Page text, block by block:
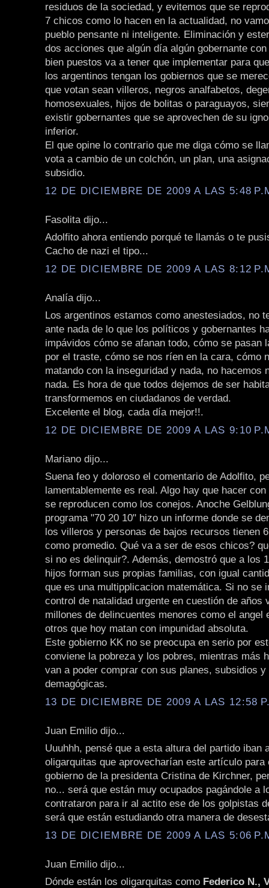
residuos de la sociedad, y evitemos que se
7 chicos como lo hacen en la actualidad, no
pueblo pensante ni inteligente. Eliminación y
dos acciones que algún día algún gobernante
bien puestos va a tener que implementar para
los argentinos tengan los gobiernos que se
que votan sean villeros, negros analfabetos,
homosexuales, hijos de bolitas o paraguayos,
existir gobernantes que se aprovechen de su
inferior.
El que opine lo contrario que me diga cómo se
vota a cambio de un colchón, un plan, una
subsidio.
12 DE DICIEMBRE DE 2009 A LAS 5:48
Fasolita dijo...
Adolfito ahora entiendo porqué te llamás o te
Cacho de nazi el tipo...
12 DE DICIEMBRE DE 2009 A LAS 8:12
Analía dijo...
Los argentinos estamos como anestesiados, no
ante nada de lo que los políticos y gobernantes
impávidos cómo se afanan todo, cómo se pasan
por el traste, cómo se nos ríen en la cara, cómo
matando con la inseguridad y nada, no hacemos
nada. Es hora de que todos dejemos de ser
transformemos en ciudadanos de verdad.
Excelente el blog, cada día mejor!!.
12 DE DICIEMBRE DE 2009 A LAS 9:10
Mariano dijo...
Suena feo y doloroso el comentario de Adolfito,
lamentablemente es real. Algo hay que hacer
se reproducen como los conejos. Anoche
programa "70 20 10" hizo un informe donde se
los villeros y personas de bajos recursos tienen
como promedio. Qué va a ser de esos chicos?
si no es delinquir?. Además, demostró que a los
hijos forman sus propias familias, con igual
que es una multipplicacion matemática. Si no se
control de natalidad urgente en cuestión de años
millones de delincuentes menores como el angel
otros que hoy matan con impunidad absoluta.
Este gobierno KK no se preocupa en serio por
conviene la pobreza y los pobres, mientras más
van a poder comprar con sus planes, subsidios y
demagógicas.
13 DE DICIEMBRE DE 2009 A LAS 12:58
Juan Emilio dijo...
Uuuhhh, pensé que a esta altura del partido iban
oligarquitas que aprovecharían este artículo para
gobierno de la presidenta Cristina de Kirchner,
no... será que están muy ocupados pagándole a
contrataron para ir al actito ese de los golpistas
será que están estudiando otra manera de
13 DE DICIEMBRE DE 2009 A LAS 5:06
Juan Emilio dijo...
Dónde están los oligarquitas como Federico N.,